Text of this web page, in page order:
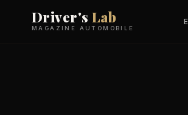
Driver'sLab
MAGAZINE AUTOMOBILE